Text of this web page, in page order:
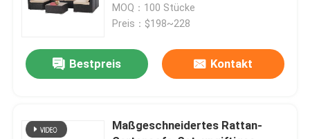
Heim
Außenbereich
MOQ：100 Stücke
Preis：$198~228
Bestpreis Kontakt
Maßgeschneidertes Rattan-